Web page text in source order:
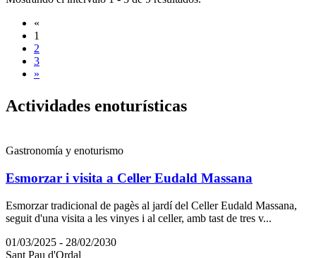
«
1
2
3
»
Actividades enoturísticas
Gastronomía y enoturismo
Esmorzar i visita a Celler Eudald Massana
Esmorzar tradicional de pagès al jardí del Celler Eudald Massana,
seguit d'una visita a les vinyes i al celler, amb tast de tres v...
01/03/2025 - 28/02/2030
Sant Pau d'Ordal